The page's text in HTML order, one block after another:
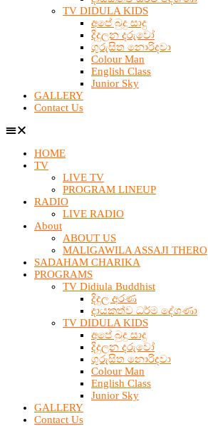
TV DIDULA KIDS
අපේ බුදු සාදු
දිදුලන දරුවෝ
ගුරුසිත නොරිදවා
Colour Man
English Class
Junior Sky
GALLERY
Contact Us
HOME
TV
LIVE TV
PROGRAM LINEUP
RADIO
LIVE RADIO
About
ABOUT US
MALIGAWILA ASSAJI THERO
SADAHAM CHARIKA
PROGRAMS
TV Didiula Buddhist
දිදුල අරණ
දායකත්ව ධර්ම දේශණා
TV DIDULA KIDS
අපේ බුදු සාදු
දිදුලන දරුවෝ
ගුරුසිත නොරිදවා
Colour Man
English Class
Junior Sky
GALLERY
Contact Us